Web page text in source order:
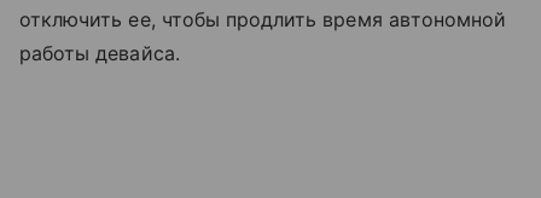
отключить ее, чтобы продлить время автономной
работы девайса.